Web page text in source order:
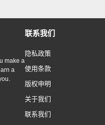
make a
a
联系我们
隐私政策
使用条款
版权申明
关于我们
联系我们